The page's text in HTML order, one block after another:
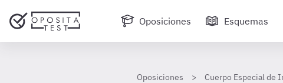
Oposiciones Esquemas
Oposiciones Cuerpo Especial de